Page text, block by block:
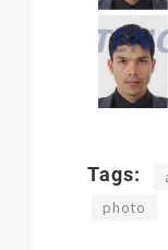
Tags:
photo